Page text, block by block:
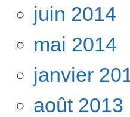
juin 2014
mai 2014
janvier
août 2013